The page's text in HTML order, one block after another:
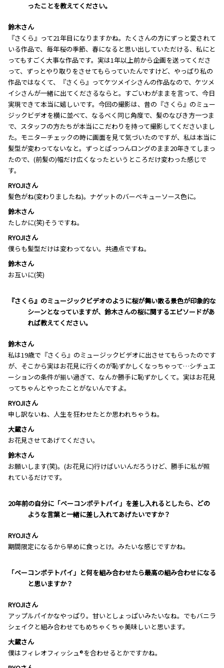
ったことを教えてください。
鈴木さん
『さくら』って21年目になりますかね。たくさんの方にずっと愛されて
いる作品で、毎年桜の季節、春になると思い出していただける、私にと
ってもすごく大事な作品です。実は1年以上前から企画を送ってくださ
って、ずっとやり取りをさせてもらっていたんですけど、やっぱり私の
作品ではなくて、『さくら』ってケツメイシさんの作品なので、ケツメ
イシさんが一緒に出てくださるならと。すごいわがままを言って、今日
実現できて本当に嬉しいです。今回の撮影は、昔の『さくら』のミュー
ジックビデオを横に並べて、なるべく同じ角度で、髪のなびき方一つま
で、スタッフの方たちが本当にこだわりを持って撮影してくださいまし
た。モニターチェックの時に画面を見て気づいたのですが、私は本当に
髪型が変わってないなと。ずっとぱっつんロングのまま20年きてしまっ
たので、(前髪の)幅だけ広くなったというところだけ変わった感じで
す。
RYOJIさん
髪色がね(変わりましたね)。ナゲットのバーベキューソース色に。
鈴木さん
たしかに(笑)そうですね。
RYOJIさん
僕らも髪型だけは変わってない。共通点ですね。
鈴木さん
お互いに(笑)
―――『さくら』のミュージックビデオのように桜が舞い散る景色が印象的な
シーンとなっていますが、鈴木さんの桜に関するエピソードがあ
れば教えてください。
鈴木さん
私は19歳で『さくら』のミュージックビデオに出させてもらったのです
が、そこから実はお花見に行くのが恥ずかしくなっちゃって…シチュエ
ーションの条件が揃い過ぎて、なんか勝手に恥ずかしくて。実はお花見
ってちゃんとやったことがないんですよ。
RYOJIさん
申し訳ないね、人生を狂わせたとか思われちゃうね。
大蔵さん
お花見させてあげてください。
鈴木さん
お願いします(笑)。(お花見に)行けばいいんだろうけど、勝手に私が照
れているだけです。
―――20年前の自分に「ベーコンポテトパイ」を差し入れるとしたら、どの
ような言葉と一緒に差し入れてあげたいですか？
RYOJIさん
期間限定になるから早めに食っとけ。みたいな感じですかね。
―――「ベーコンポテトパイ」と何を組み合わせたら最高の組み合わせになる
と思いますか？
RYOJIさん
アップルパイかなやっぱり。甘いとしょっぱいみたいなね。でもバニラ
シェイクと組み合わせてもめちゃくちゃ美味しいと思います。
大蔵さん
僕はフィレオフィッシュ®を合わせるとかですかね。